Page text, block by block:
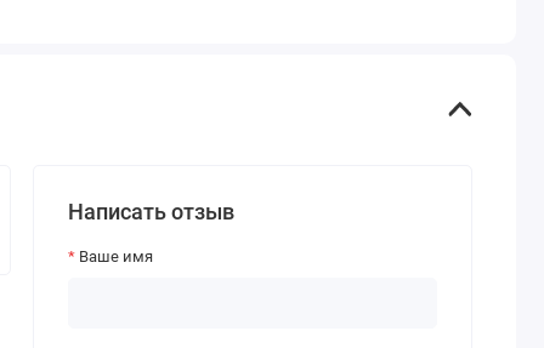
Написать отзыв
Ваше имя